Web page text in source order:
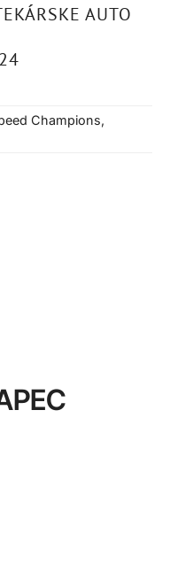
AUTO
Champions,